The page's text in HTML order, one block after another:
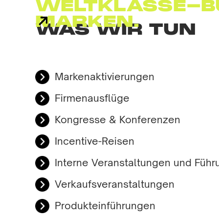
WAS WIR TUN
WELTKLASSE-
MARKEN.
Markenaktivierungen
Firmenausflüge
Kongresse & Konferenzen
Incentive-Reisen
Interne Veranstaltungen und
Verkaufsveranstaltungen
Produkteinführungen